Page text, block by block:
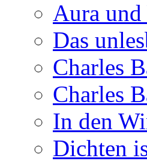
Aura
Das
Charles
Charles
In den
Dichten